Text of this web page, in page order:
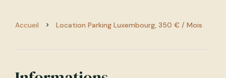
Accueil Location Parking Luxembourg, 350 € / Mois